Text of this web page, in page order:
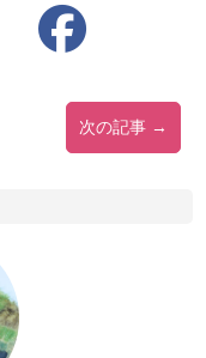
次の記事 →